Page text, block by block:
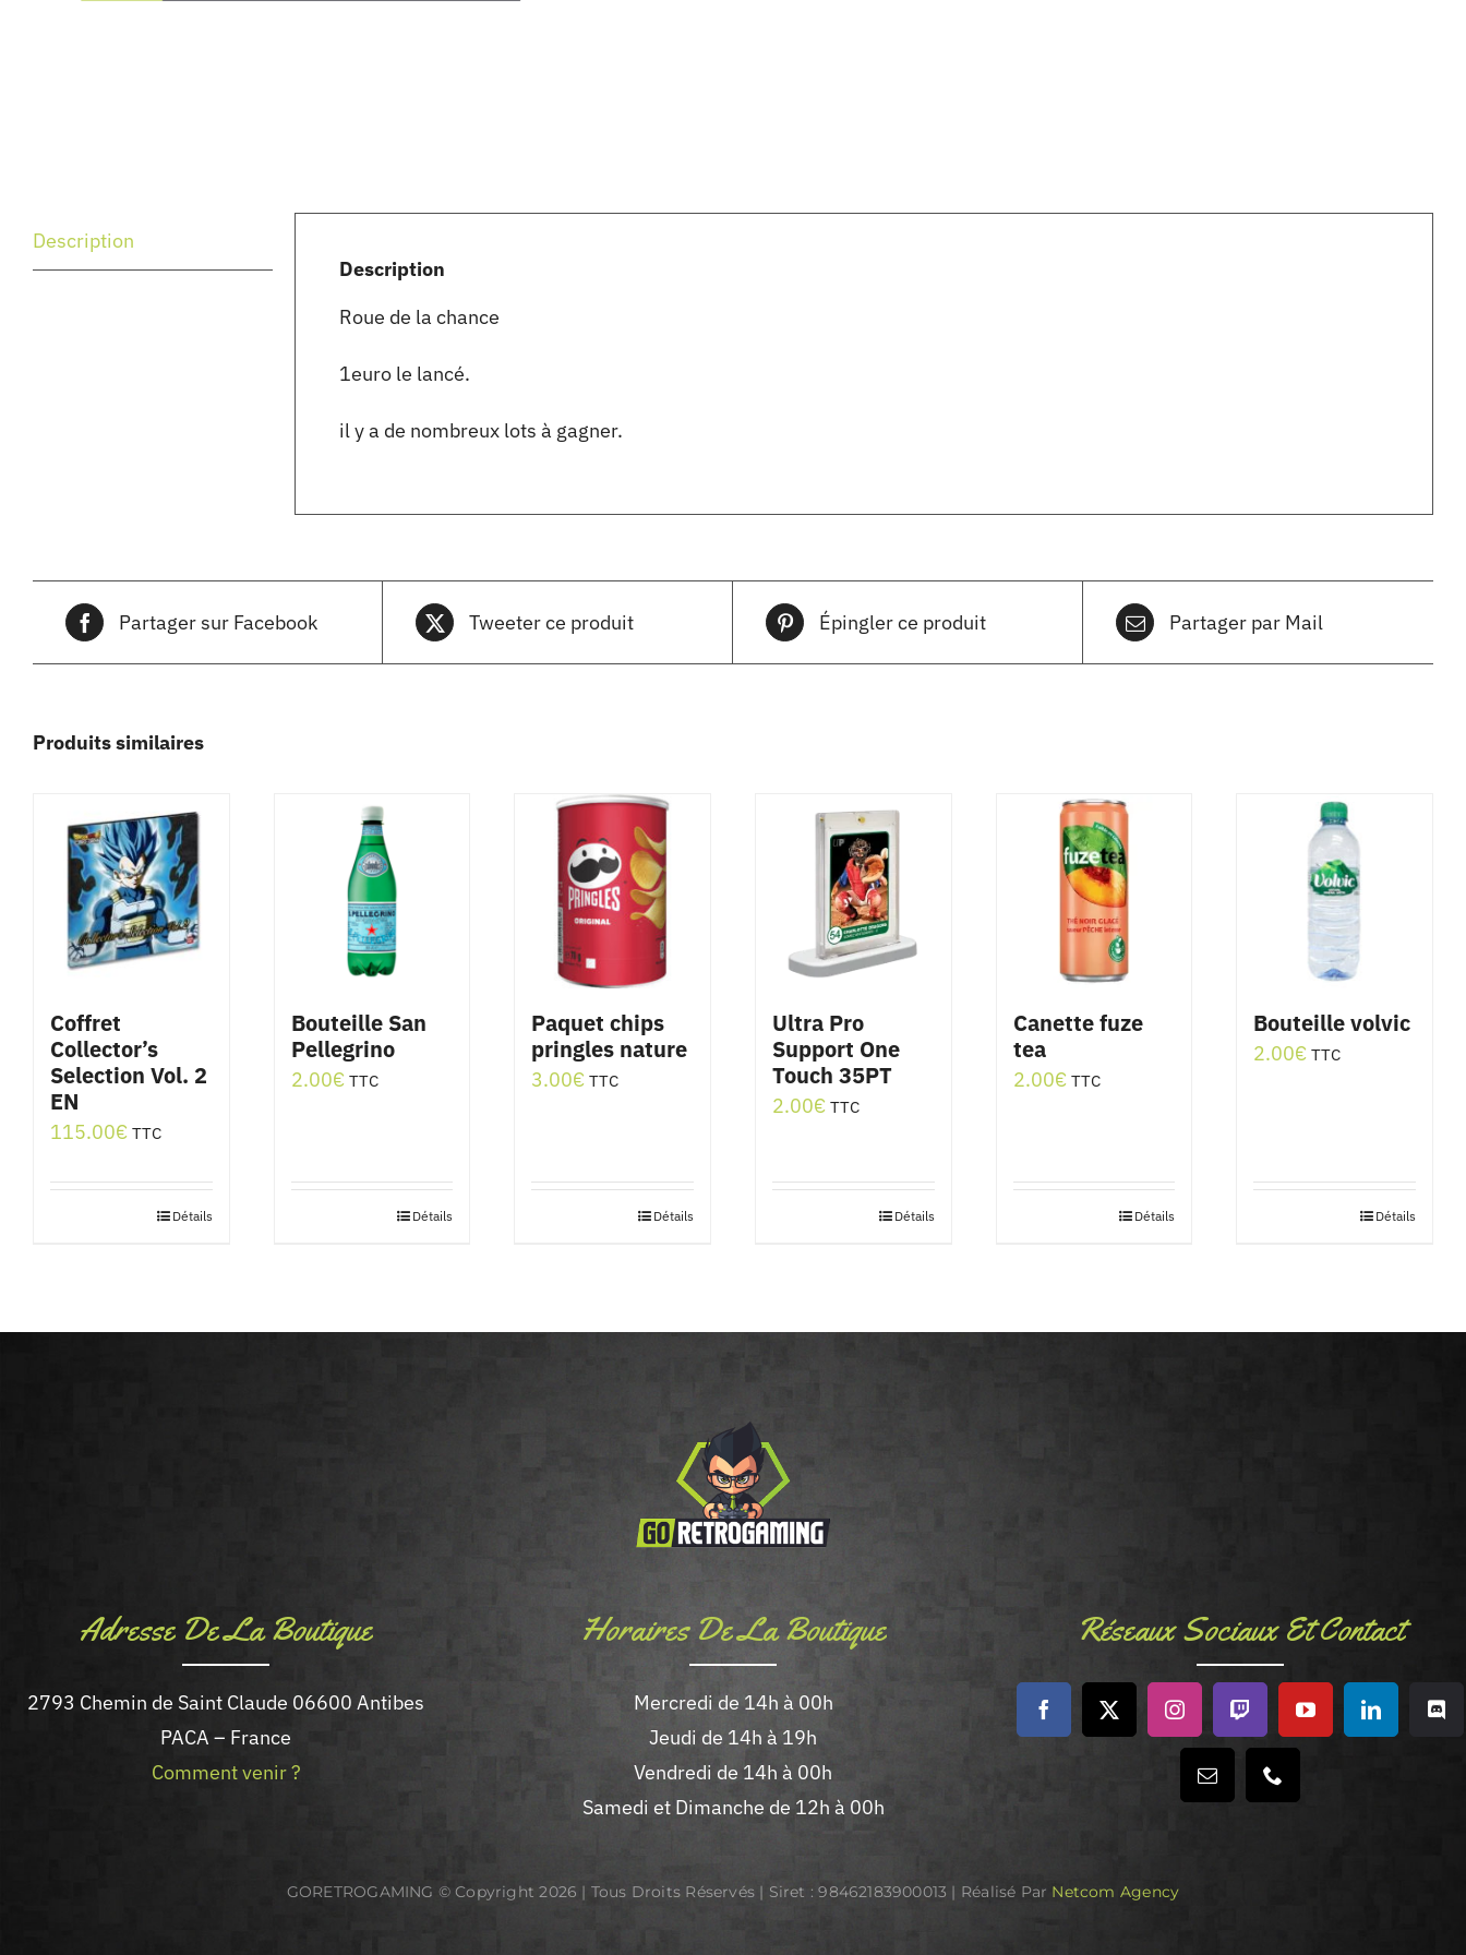
Description
Description
Roue de la chance
1euro le lancé.
il y a de nombreux lots à gagner.
Partager sur Facebook Tweeter ce produit Épingler ce produit Partager par Mail
Produits similaires
Coffret
Collector’s
Selection Vol. 2
EN
115.00€ TTC
Détails
Bouteille San
Pellegrino
2.00€ TTC
Détails
Paquet chips
pringles nature
3.00€ TTC
Détails
Ultra Pro
Support One
Touch 35PT
2.00€ TTC
plusieurs
peuvent
être
choisies
page
produit
Détails
Canette fuze
tea
2.00€ TTC
Détails
Bouteille volvic
2.00€ TTC
Détails
Adresse De La Boutique
2793 Chemin de Saint Claude 06600 Antibes
PACA – France
Comment venir ?
Horaires De La Boutique
Mercredi de 14h à 00h
Jeudi de 14h à 19h
Vendredi de 14h à 00h
Samedi et Dimanche de 12h à 00h
Réseaux Sociaux Et Contact
GORETROGAMING © Copyright2026 | Tous Droits Réservés | Siret : 98462183900013 | Réalisé Par Netcom Agency